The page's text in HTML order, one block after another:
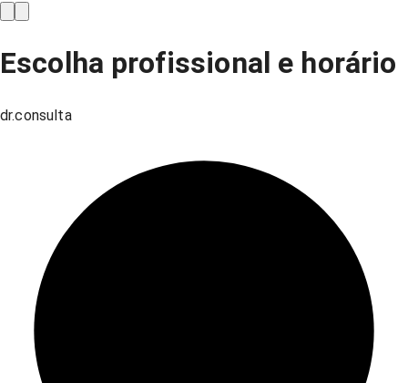
Escolha profissional e horário
dr.consulta